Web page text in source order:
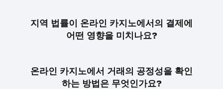
지역 법률이 온라인 카지노에서의 결제에
어떤 영향을 미치나요?
온라인 카지노에서 거래의 공정성을 확인
하는 방법은 무엇인가요?